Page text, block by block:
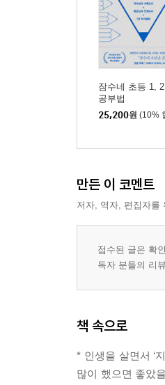
수학을 잘하려면
잠수네 사회공부법
사회, 배경지식이
잠수네 과학공부법
과학, 호기심이
영역별 잠수네 추
잠수네 초등 1,
공부법
25,200원 (10%
만든 이 코멘트
저자, 역자, 편집자를
접수된 글은 확
독자 분들의 리
책 속으로
* 인생을 살면서 ‘
많이 했으면 좋았